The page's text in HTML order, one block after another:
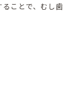
ことで、むし歯